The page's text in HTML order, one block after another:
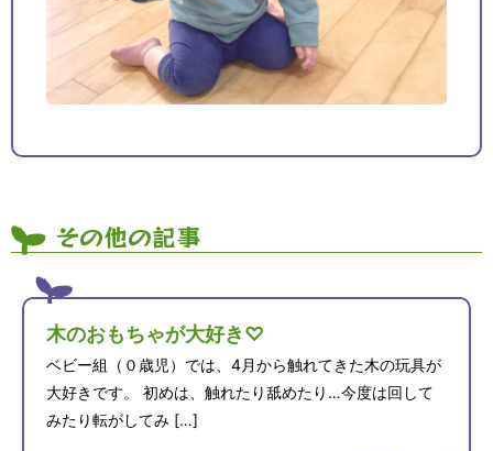
その他の記事
木のおもちゃが大好き♡
ベビー組（０歳児）では、4月から触れてきた木の玩具が
大好きです。 初めは、触れたり舐めたり…今度は回して
みたり転がしてみ […]